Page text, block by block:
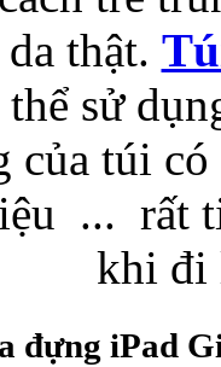
Bao da Samsung
thật.
sử
của túi
... rất
khi đi
đựng iPad